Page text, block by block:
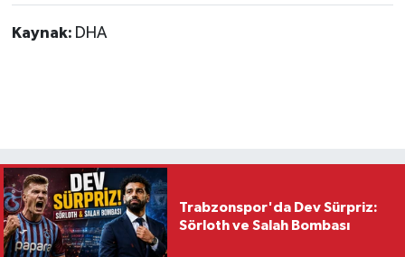
Kaynak: DHA
Trabzonspor'da Dev Sürpriz:
Sörloth ve Salah Bombası